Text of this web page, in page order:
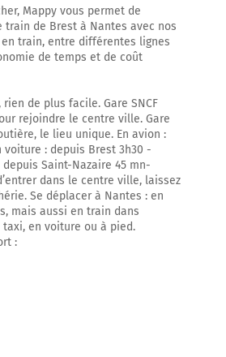
Mappy vous permet de
de Brest à Nantes avec nos
en train, entre différentes lignes
de temps et de coût
de plus facile. Gare SNCF
rejoindre le centre ville. Gare
le lieu unique. En avion :
: depuis Brest 3h30 -
depuis Saint-Nazaire 45 mn-
dans le centre ville, laissez
Se déplacer à Nantes : en
mais aussi en train dans
en voiture ou à pied.
: